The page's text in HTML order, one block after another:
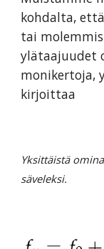
kohdalta,
tai
ylätaajuudet
monikertoja,
kirjoittaa
Yksittäistä
säveleksi.